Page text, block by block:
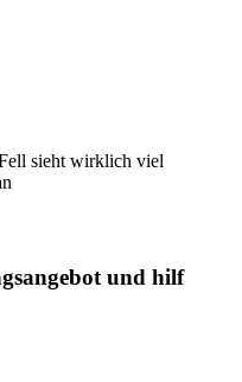
sieht wirklich viel
und hilf